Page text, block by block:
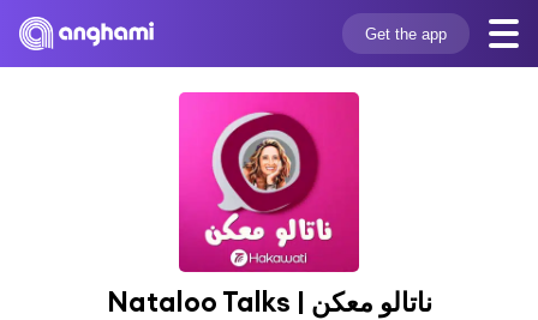
Get the app
Nataloo Talks | ناتالو معكن